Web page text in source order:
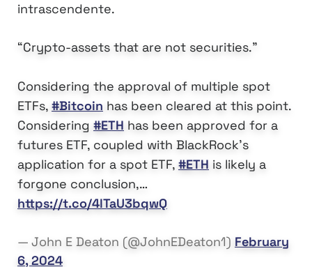
intrascendente.
“Crypto-assets that are not securities.”
Considering the approval of multiple spot
ETFs, #Bitcoin has been cleared at this point.
Considering #ETH has been approved for a
futures ETF, coupled with BlackRock’s
application for a spot ETF, #ETH is likely a
forgone conclusion,…
https://t.co/4lTaU3bqwQ
— John E Deaton (@JohnEDeaton1) February
6, 2024